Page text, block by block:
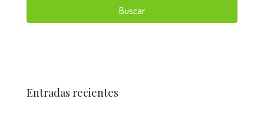
Buscar
Entradas recientes